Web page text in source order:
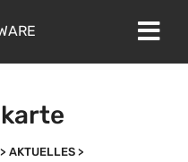
> AKTUELLES >